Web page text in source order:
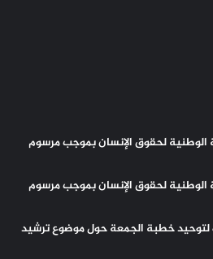
الوطنية لحقوق الإنسان بموجب مرسوم
الوطنية لحقوق الإنسان بموجب مرسوم
لتوحيد خطبة الجمعة حول موضوع ترشيد